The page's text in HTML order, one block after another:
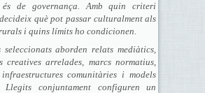
és de governança. Amb quin criteri
què pot passar culturalment als
i quins límits ho condicionen.
seleccionats aborden relats mediàtics,
creatives arrelades, marcs normatius,
comunitàries i models
Llegits conjuntament configuren un